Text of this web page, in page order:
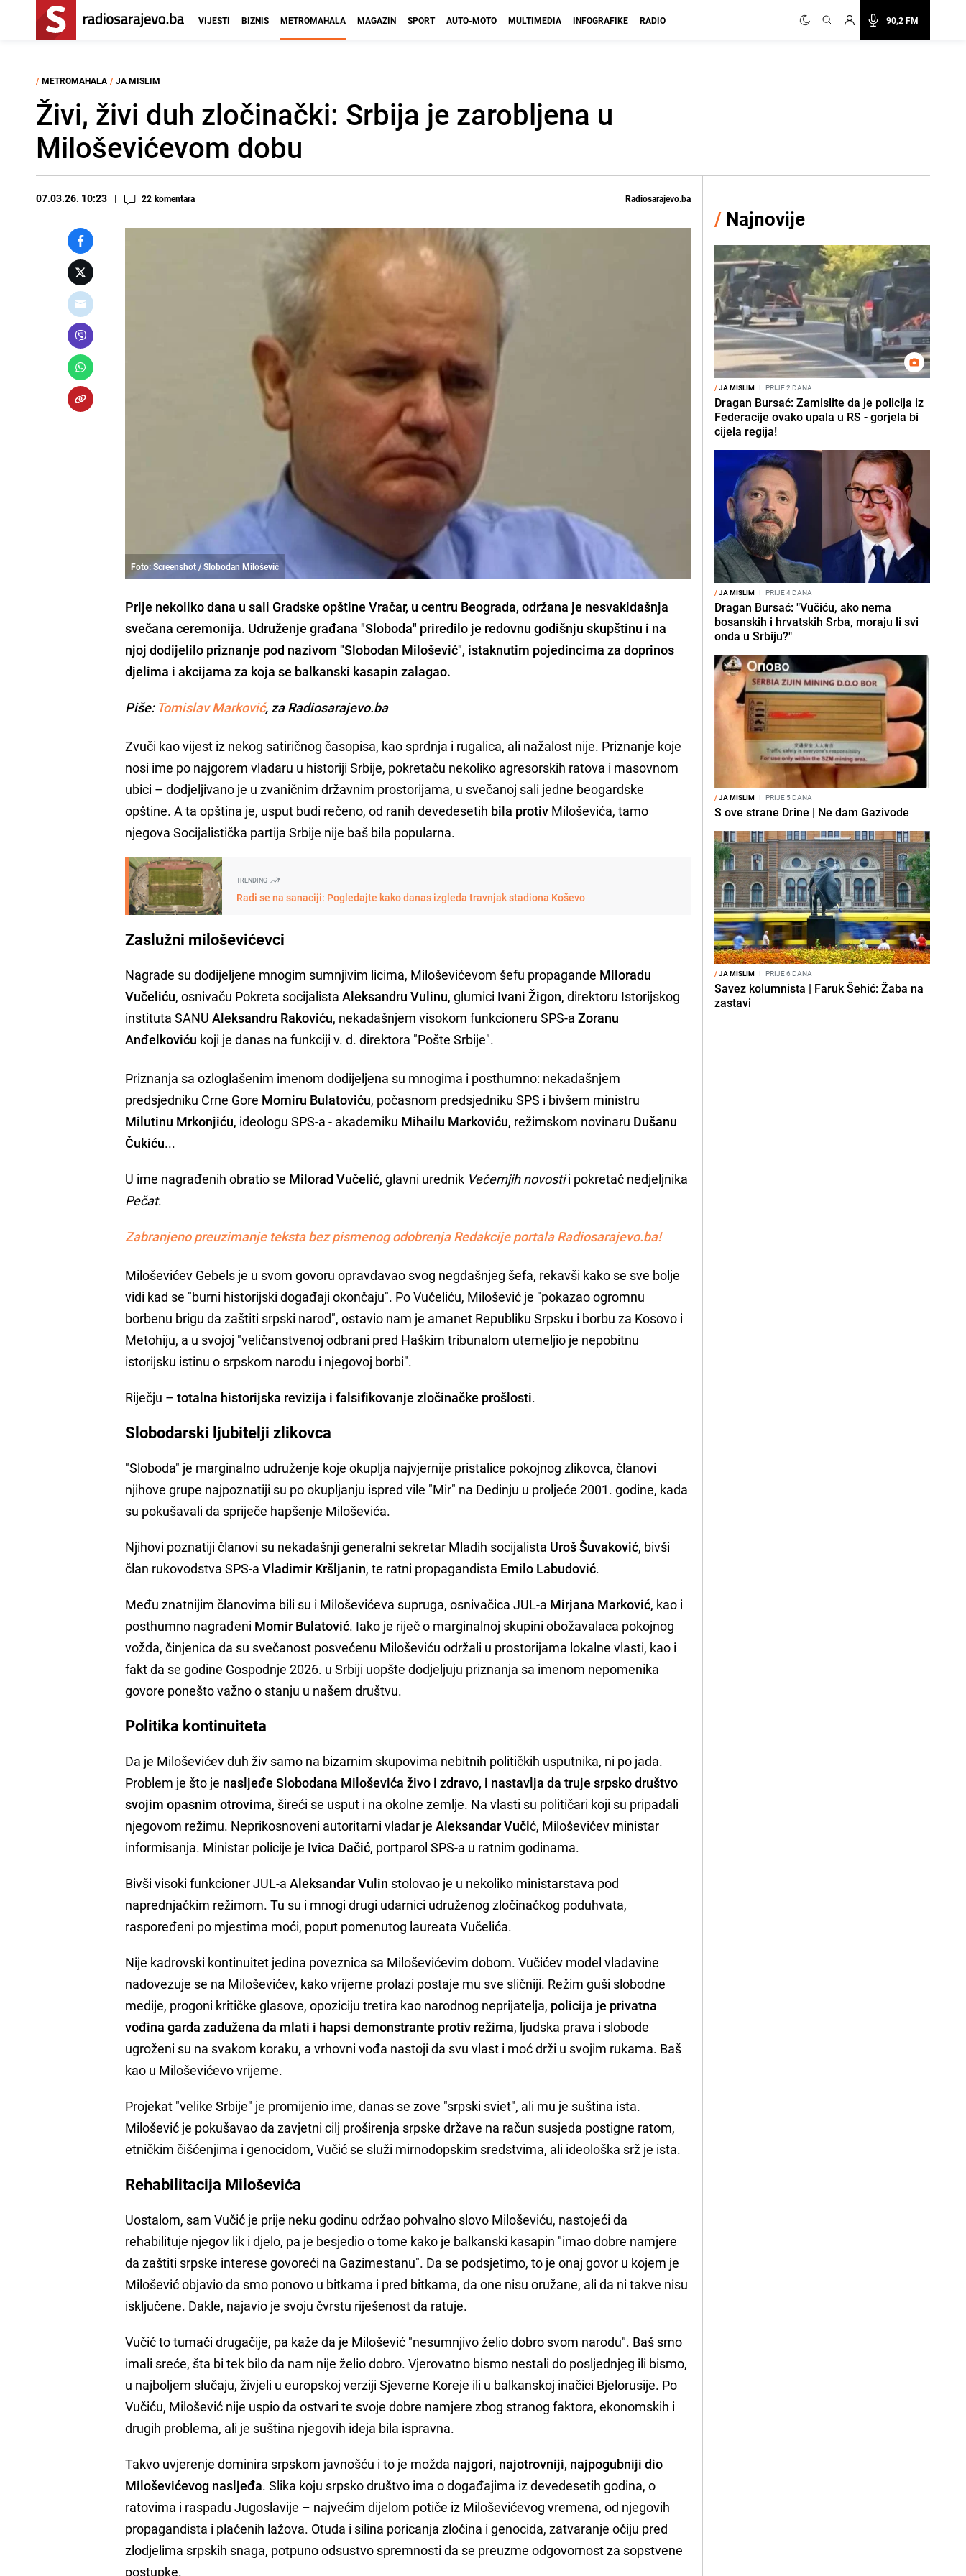
90,2 FM
VIJESTI BIZNIS METROMAHALA MAGAZIN SPORT AUTO-MOTO MULTIMEDIA INFOGRAFIKE RADIO
/ METROMAHALA / JA MISLIM
Živi, živi duh zločinački: Srbija je zarobljena u
Miloševićevom dobu
07.03.26. 10:23 22 komentara Radiosarajevo.ba
Foto: Screenshot / Slobodan Milošević
Prije nekoliko dana u sali Gradske opštine Vračar, u centru Beograda, održana je nesvakidašnja
svečana ceremonija. Udruženje građana "Sloboda" priredilo je redovnu godišnju skupštinu i na
njoj dodijelilo priznanje pod nazivom "Slobodan Milošević", istaknutim pojedincima za doprinos
djelima i akcijama za koja se balkanski kasapin zalagao.
Piše: Tomislav Marković, za Radiosarajevo.ba
Zvuči kao vijest iz nekog satiričnog časopisa, kao sprdnja i rugalica, ali nažalost nije. Priznanje koje
nosi ime po najgorem vladaru u historiji Srbije, pokretaču nekoliko agresorskih ratova i masovnom
ubici – dodjeljivano je u zvaničnim državnim prostorijama, u svečanoj sali jedne beogardske
opštine. A ta opština je, usput budi rečeno, od ranih devedesetih bila protiv Miloševića, tamo
njegova Socijalistička partija Srbije nije baš bila popularna.
TRENDING
Radi se na sanaciji: Pogledajte kako danas izgleda travnjak stadiona Koševo
Zaslužni miloševićevci
Nagrade su dodijeljene mnogim sumnjivim licima, Miloševićevom šefu propagande Miloradu
Vučeliću, osnivaču Pokreta socijalistaAleksandru Vulinu, glumici Ivani Žigon, direktoru Istorijskog
instituta SANUAleksandru Rakoviću, nekadašnjem visokom funkcioneru SPS-aZoranu
Anđelkoviću koji je danas na funkciji v. d. direktora "Pošte Srbije".
Priznanja sa ozloglašenim imenom dodijeljena su mnogima i posthumno: nekadašnjem
predsjedniku Crne Gore Momiru Bulatoviću, počasnom predsjedniku SPS i bivšem ministru
Milutinu Mrkonjiću, ideologu SPS-a - akademiku Mihailu Markoviću, režimskom novinaru Dušanu
Čukiću...
U ime nagrađenih obratio se Milorad Vučelić, glavni urednik Večernjih novostii pokretač nedjeljnika
Pečat.
Zabranjeno preuzimanje teksta bez pismenog odobrenja Redakcije portala Radiosarajevo.ba!
Miloševićev Gebels je u svom govoru opravdavao svog negdašnjeg šefa, rekavši kako se sve bolje
vidi kad se "burni historijski događaji okončaju". Po Vučeliću, Milošević je "pokazao ogromnu
borbenu brigu da zaštiti srpski narod", ostavio nam je amanet Republiku Srpsku i borbu za Kosovo i
Metohiju, a u svojoj "veličanstvenoj odbrani pred Haškim tribunalom utemeljio je nepobitnu
istorijsku istinu o srpskom narodu i njegovoj borbi".
Riječju –totalna historijska revizija i falsifikovanje zločinačke prošlosti.
Slobodarski ljubitelji zlikovca
"Sloboda" je marginalno udruženje koje okuplja najvjernije pristalice pokojnog zlikovca, članovi
njihove grupe najpoznatiji su po okupljanju ispred vile "Mir" na Dedinju u proljeće 2001. godine, kada
su pokušavali da spriječe hapšenje Miloševića.
Njihovi poznatiji članovi su nekadašnji generalni sekretar Mladih socijalista Uroš Šuvaković, bivši
član rukovodstva SPS-aVladimir Kršljanin, te ratni propagandista Emilo Labudović.
Među znatnijim članovima bili su i Miloševićeva supruga, osnivačica JUL-a Mirjana Marković, kao i
posthumno nagrađeni Momir Bulatović. Iako je riječ o marginalnoj skupini obožavalaca pokojnog
vožda, činjenica da su svečanost posvećenu Miloševiću održali u prostorijama lokalne vlasti, kao i
fakt da se godine Gospodnje 2026. u Srbiji uopšte dodjeljuju priznanja sa imenom nepomenika
govore ponešto važno o stanju u našem društvu.
Politika kontinuiteta
Da je Miloševićev duh živ samo na bizarnim skupovima nebitnih političkih usputnika, ni po jada.
Problem je što je nasljeđe Slobodana Miloševića živo i zdravo, i nastavlja da truje srpsko društvo
svojim opasnim otrovima, šireći se usput i na okolne zemlje. Na vlasti su političari koji su pripadali
njegovom režimu. Neprikosnoveni autoritarni vladar jeAleksandar Vučić, Miloševićev ministar
informisanja. Ministar policije je Ivica Dačić, portparol SPS-a u ratnim godinama.
Bivši visoki funkcioner JUL-aAleksandar Vulin stolovao je u nekoliko ministarstava pod
naprednjačkim režimom. Tu su i mnogi drugi udarnici udruženog zločinačkog poduhvata,
raspoređeni po mjestima moći, poput pomenutog laureata Vučelića.
Nije kadrovski kontinuitet jedina poveznica sa Miloševićevim dobom. Vučićev model vladavine
nadovezuje se na Miloševićev, kako vrijeme prolazi postaje mu sve sličniji. Režim guši slobodne
medije, progoni kritičke glasove, opoziciju tretira kao narodnog neprijatelja, policija je privatna
vođina garda zadužena da mlati i hapsi demonstrante protiv režima, ljudska prava i slobode
ugroženi su na svakom koraku, a vrhovni vođa nastoji da svu vlast i moć drži u svojim rukama. Baš
kao u Miloševićevo vrijeme.
Projekat "velike Srbije" je promijenio ime, danas se zove "srpski sviet", ali mu je suština ista.
Milošević je pokušavao da zavjetni cilj proširenja srpske države na račun susjeda postigne ratom,
etničkim čišćenjima i genocidom, Vučić se služi mirnodopskim sredstvima, ali ideološka srž je ista.
Rehabilitacija Miloševića
Uostalom, sam Vučić je prije neku godinu održao pohvalno slovo Miloševiću, nastojeći da
rehabilituje njegov lik i djelo, pa je besjedio o tome kako je balkanski kasapin "imao dobre namjere
da zaštiti srpske interese govoreći na Gazimestanu". Da se podsjetimo, to je onaj govor u kojem je
Milošević objavio da smo ponovo u bitkama i pred bitkama, da one nisu oružane, ali da ni takve nisu
isključene. Dakle, najavio je svoju čvrstu riješenost da ratuje.
Vučić to tumači drugačije, pa kaže da je Milošević "nesumnjivo želio dobro svom narodu". Baš smo
imali sreće, šta bi tek bilo da nam nije želio dobro. Vjerovatno bismo nestali do posljednjeg ili bismo,
u najboljem slučaju, živjeli u europskoj verziji Sjeverne Koreje ili u balkanskoj inačici Bjelorusije. Po
Vučiću, Milošević nije uspio da ostvari te svoje dobre namjere zbog stranog faktora, ekonomskih i
drugih problema, ali je suština njegovih ideja bila ispravna.
Takvo uvjerenje dominira srpskom javnošću i to je možda najgori, najotrovniji, najpogubniji dio
Miloševićevog nasljeđa. Slika koju srpsko društvo ima o događajima iz devedesetih godina, o
ratovima i raspadu Jugoslavije – najvećim dijelom potiče iz Miloševićevog vremena, od njegovih
propagandista i plaćenih lažova. Otuda i silina poricanja zločina i genocida, zatvaranje očiju pred
zlodjelima srpskih snaga, potpuno odsustvo spremnosti da se preuzme odgovornost za sopstvene
postupke.
/ Najnovije
/JA MISLIM I PRIJE 2 DANA
Dragan Bursać: Zamislite da je policija iz
Federacije ovako upala u RS - gorjela bi
cijela regija!
/JA MISLIM I PRIJE 4 DANA
Dragan Bursać: "Vučiću, ako nema
bosanskih i hrvatskih Srba, moraju li svi
onda u Srbiju?"
/JA MISLIM I PRIJE 5 DANA
S ove strane Drine | Ne dam Gazivode
/JA MISLIM I PRIJE 6 DANA
Savez kolumnista | Faruk Šehić: Žaba na
zastavi